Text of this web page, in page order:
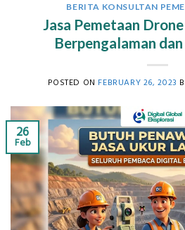
BERITA KONSULTAN
Jasa Pemetaan
Berpengalaman
POSTED ON FEBRUARY 26, 2023
26
Feb